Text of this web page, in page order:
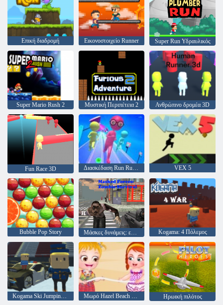
Επική διαδρομή Εικονοστοιχείο Runner Super Run Υδραυλικός
Super Mario Rush 2 Μυστική Περιπέτεια 2 Ανθρώπινο δρομέα 3D
Fun Race 3D Διασκέδαση Run Run 3d VEX 5
Bubble Pop Story Μάσκες δυνάμεις: επιβίωση ζόμπι Kogama: 4 Πόλεμος
Kogama Ski Jumping !! Μωρό Hazel Beach Party
Ηρωική πιλότος